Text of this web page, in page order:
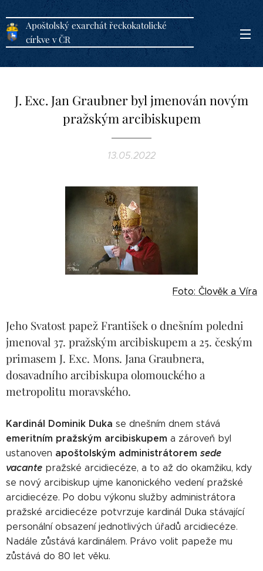
Apoštolský exarchát řeckokatolické
církve v ČR
J. Exc. Jan Graubner byl jmenován novým
pražským arcibiskupem
13.05.2022
Foto: Člověk a Víra
Jeho Svatost papež František o dnešním poledni
jmenoval 37. pražským arcibiskupem a 25. českým
primasem J. Exc. Mons. Jana Graubnera,
dosavadního arcibiskupa olomouckého a
metropolitu moravského.
Kardinál Dominik Duka se dnešním dnem stává
emeritním pražským arcibiskupem a zároveň byl
ustanoven apoštolským administrátorem sede
vacante pražské arcidiecéze, a to až do okamžiku, kdy
se nový arcibiskup ujme kanonického vedení pražské
arcidiecéze. Po dobu výkonu služby administrátora
pražské arcidiecéze potvrzuje kardinál Duka stávající
personální obsazení jednotlivých úřadů arcidiecéze.
Nadále zůstává kardinálem. Právo volit papeže mu
zůstává do 80 let věku.